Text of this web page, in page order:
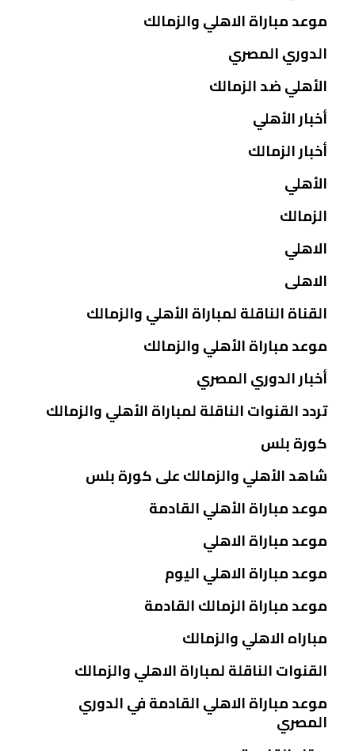
موعد مباراة الاهلي والزمالك
الدوري المصري
الأهلي ضد الزمالك
أخبار الأهلي
أخبار الزمالك
الأهلي
الزمالك
الاهلي
الاهلى
القناة الناقلة لمباراة الأهلي والزمالك
موعد مباراة الأهلي والزمالك
أخبار الدوري المصري
تردد القنوات الناقلة لمباراة الأهلي والزمالك
كورة بلس
شاهد الأهلي والزمالك على كورة بلس
موعد مباراة الأهلي القادمة
موعد مباراة الاهلي
موعد مباراة الاهلي اليوم
موعد مباراة الزمالك القادمة
مباراه الاهلي والزمالك
القنوات الناقلة لمباراة الاهلي والزمالك
موعد مباراة الاهلي القادمة في الدوري
المصري